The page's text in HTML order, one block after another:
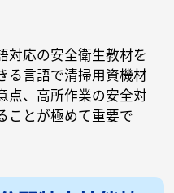
対応の安全衛生教材を
る言語で清掃用資機材
点、高所作業の安全対
ことが極めて重要で